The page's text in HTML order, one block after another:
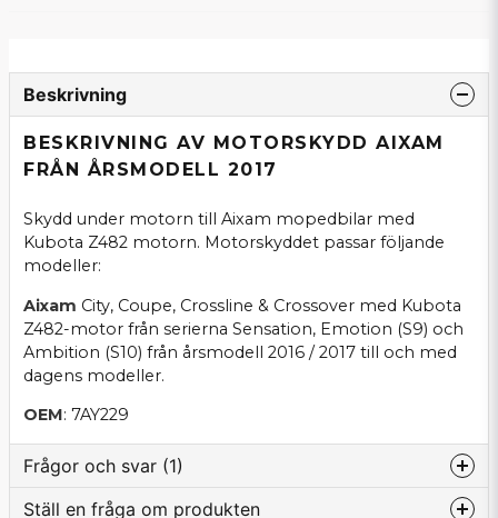
Beskrivning
BESKRIVNING AV MOTORSKYDD AIXAM
FRÅN ÅRSMODELL 2017
Skydd under motorn till Aixam mopedbilar med
Kubota Z482 motorn. Motorskyddet passar följande
modeller:
Aixam City, Coupe, Crossline & Crossover med Kubota
Z482-motor från serierna Sensation, Emotion (S9) och
Ambition (S10) från årsmodell 2016 / 2017 till och med
dagens modeller.
OEM: 7AY229
Frågor och svar (1)
Ställ en fråga om produkten